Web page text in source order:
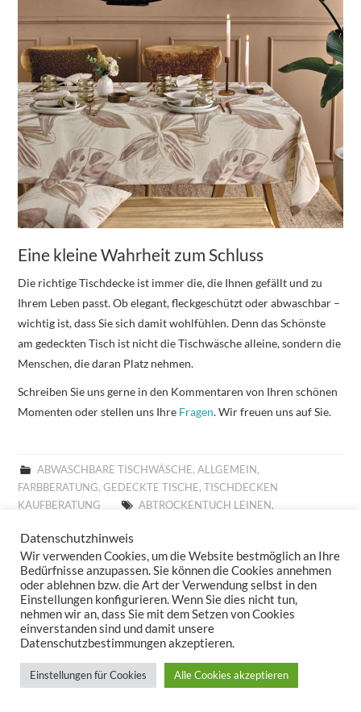
Eine kleine Wahrheit zum Schluss
Die richtige Tischdecke ist immer die, die Ihnen gefällt und zu
Ihrem Leben passt. Ob elegant, fleckgeschützt oder abwaschbar –
wichtig ist, dass Sie sich damit wohlfühlen. Denn das Schönste
am gedeckten Tisch ist nicht die Tischwäsche alleine, sondern die
Menschen, die daran Platz nehmen.
Schreiben Sie uns gerne in den Kommentaren von Ihren schönen
Momenten oder stellen uns Ihre Fragen. Wir freuen uns auf Sie.
ABWASCHBARE TISCHWÄSCHE, ALLGEMEIN ,
FARBBERATUNG,GEDECKTE TISCHE,TISCHDECKEN
KAUFBERATUNG
ABTROCKENTUCH LEINEN,
ABTROCKENTÜCHER SANDER
ABWASCHBARE TISCHSETS,ABWASCHBARE TISCHWÄSCHE,
ABWASCHBARES TISCHSET ,ABWASCHBARES TISCHTUCH,
ABWASCHTUCH SANDER
ABWASCHTÜCHER SANDER
ABWISCHBARE TISCHDECKE, ABWISCHBARE TISCHDECKEN
ABWISCHBARE TISCHLÄUFER,ABWISCHBARE TISCHTÜCHER
ABWISCHBARES TISCHTUCH,ALLROUND BASKET FRÜHLING
ALLROUND BASKET GOBELIN,ALLROUND BASKET
WEIHNACHTEN,ALLTAGSTISCHDECKE,AUFLEGER GOBELIN
Datenschutzhinweis
Wir verwenden Cookies, um die Website bestmöglich an Ihre
Bedürfnisse anzupassen. Sie können die Cookies annehmen
oder ablehnen bzw. die Art der Verwendung selbst in den
Einstellungen konfigurieren. Wenn Sie dies nicht tun,
nehmen wir an, dass Sie mit dem Setzen von Cookies
einverstanden sind und damit unsere
Datenschutzbestimmungen akzeptieren.
Einstellungen für Cookies Alle Cookies akzeptieren